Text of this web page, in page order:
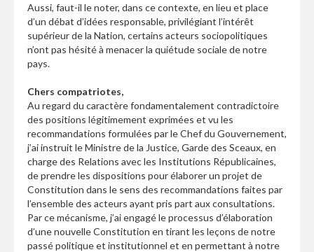
Aussi, faut-il le noter, dans ce contexte, en lieu et place
d’un débat d’idées responsable, privilégiant l’intérêt
supérieur de la Nation, certains acteurs sociopolitiques
n’ont pas hésité à menacer la quiétude sociale de notre
pays.
Chers compatriotes,
Au regard du caractère fondamentalement contradictoire
des positions légitimement exprimées et vu les
recommandations formulées par le Chef du Gouvernement,
j’ai instruit le Ministre de la Justice, Garde des Sceaux, en
charge des Relations avec les Institutions Républicaines,
de prendre les dispositions pour élaborer un projet de
Constitution dans le sens des recommandations faites par
l’ensemble des acteurs ayant pris part aux consultations.
Par ce mécanisme, j’ai engagé le processus d’élaboration
d’une nouvelle Constitution en tirant les leçons de notre
passé politique et institutionnel et en permettant à notre